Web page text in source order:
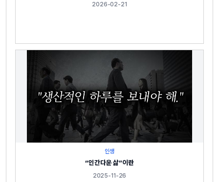
2026-02-21
인생
“인간다운 삶”이란
2025-11-26